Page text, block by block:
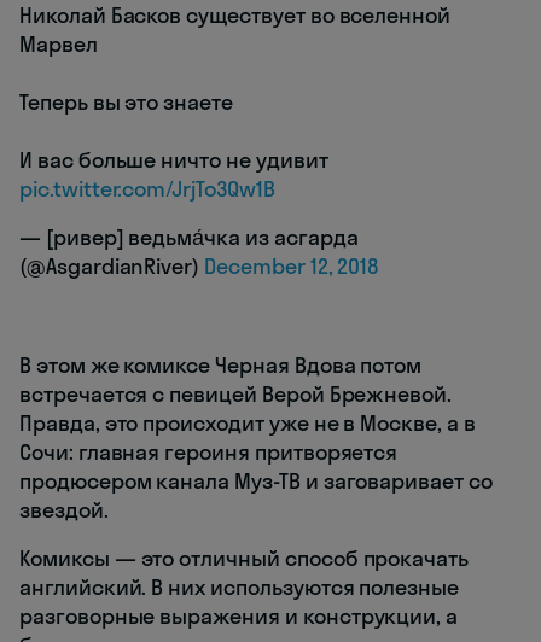
Николай Басков существует во вселенной
Марвел
Теперь вы это знаете
И вас больше ничто не удивит
pic.twitter.com/JrjTo3Qw1B
— [ривер] ведьма́чка из асгарда
(@AsgardianRiver) December 12, 2018
В этом же комиксе Черная Вдова потом
встречается с певицей Верой Брежневой.
Правда, это происходит уже не в Москве, а в
Сочи: главная героиня притворяется
продюсером канала Муз-ТВ и заговаривает со
звездой.
Комиксы — это отличный способ прокачать
английский. В них используются полезные
разговорные выражения и конструкции, а